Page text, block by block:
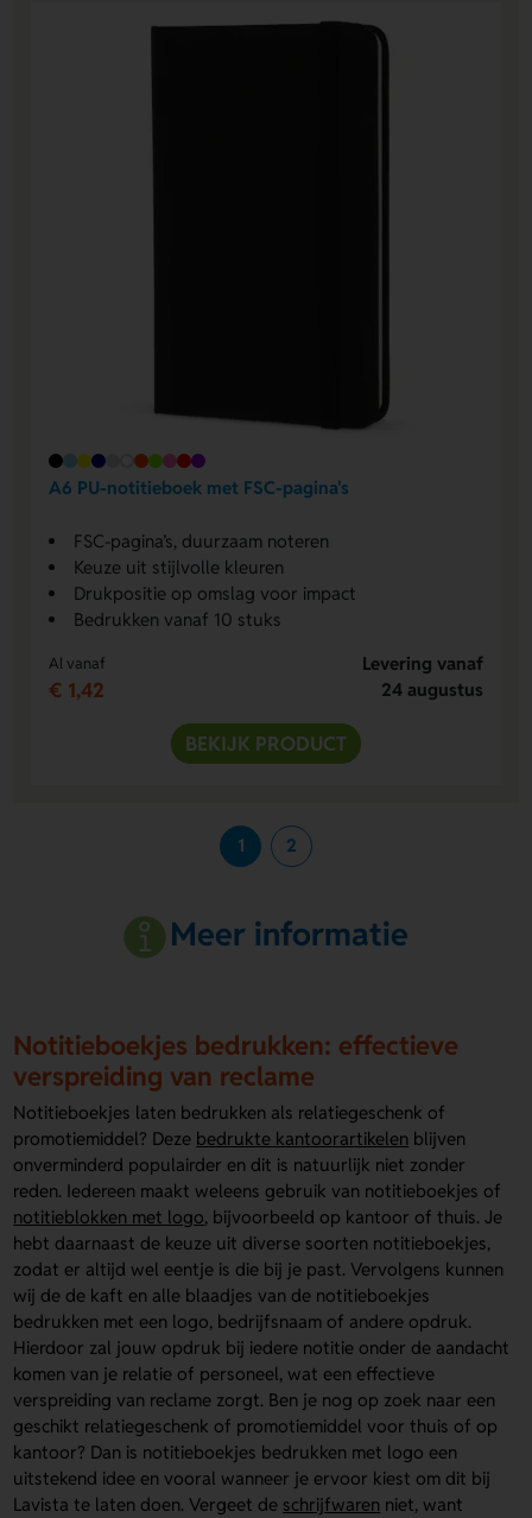
A6 PU-notitieboek met FSC-pagina's
FSC-pagina’s, duurzaam noteren
Keuze uit stijlvolle kleuren
Drukpositie op omslag voor impact
Bedrukken vanaf 10 stuks
Al vanaf
€ 1,42
Levering vanaf
24 augustus
BEKIJK PRODUCT
1 2
Meer informatie
Notitieboekjes bedrukken: effectieve
verspreiding van reclame
Notitieboekjes laten bedrukken als relatiegeschenk of
promotiemiddel? Deze bedrukte kantoorartikelen blijven
onverminderd populairder en dit is natuurlijk niet zonder
reden. Iedereen maakt weleens gebruik van notitieboekjes of
notitieblokken met logo, bijvoorbeeld op kantoor of thuis. Je
hebt daarnaast de keuze uit diverse soorten notitieboekjes,
zodat er altijd wel eentje is die bij je past. Vervolgens kunnen
wij de de kaft en alle blaadjes van de notitieboekjes
bedrukken met een logo, bedrijfsnaam of andere opdruk.
Hierdoor zal jouw opdruk bij iedere notitie onder de aandacht
komen van je relatie of personeel, wat een effectieve
verspreiding van reclame zorgt. Ben je nog op zoek naar een
geschikt relatiegeschenk of promotiemiddel voor thuis of op
kantoor? Dan is notitieboekjes bedrukken met logo een
uitstekend idee en vooral wanneer je ervoor kiest om dit bij
Lavista te laten doen. Vergeet de schrijfwaren niet, want